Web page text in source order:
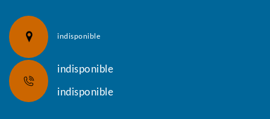
indisponible
indisponible
indisponible